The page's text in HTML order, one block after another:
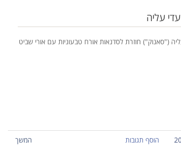
עליה
("סאנוק") חוזרת לסדנאות אורח טבעוניות עם אורי שביט
הוסף תגובות המשך